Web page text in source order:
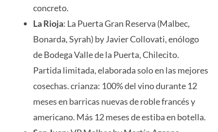
concreto.
La Rioja: La Puerta Gran Reserva (Malbec,
Bonarda, Syrah) by Javier Collovati, enólogo
de Bodega Valle de la Puerta, Chilecito.
Partida limitada, elaborada solo en las mejores
cosechas. crianza: 100% del vino durante 12
meses en barricas nuevas de roble francés y
americano. Más 12 meses de estiba en botella.